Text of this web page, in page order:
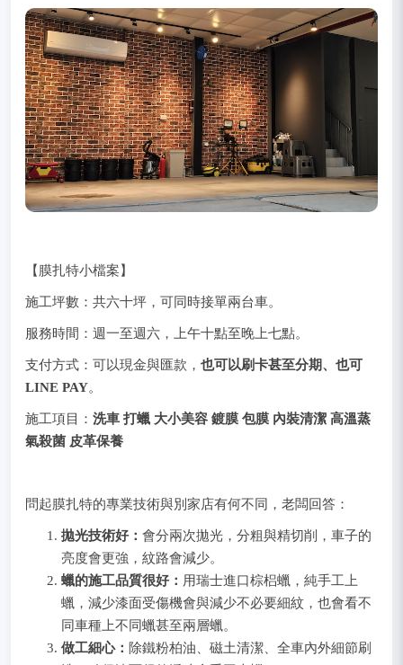
【膜扎特小檔案】
施工坪數：共六十坪，可同時接單兩台車。
服務時間：週一至週六，上午十點至晚上七點。
支付方式：可以現金與匯款， 也可以刷卡甚至分期、也可
LINE PAY。
施工項目： 洗車 打蠟 大小美容 鍍膜 包膜 內裝清潔 高溫蒸
氣殺菌 皮革保養
問起膜扎特的專業技術與別家店有何不同，老闆回答：
拋光技術好： 會分兩次拋光，分粗與精切削，車子的
亮度會更強，紋路會減少。
蠟的施工品質很好： 用瑞士進口棕梠蠟，純手工上
蠟，減少漆面受傷機會與減少不必要細紋，也會看不
同車種上不同蠟甚至兩層蠟。
做工細心： 除鐵粉柏油、磁土清潔、全車內外細節刷